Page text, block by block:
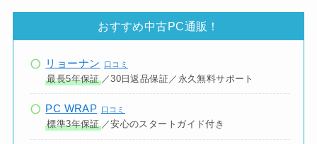
ブ
おすすめ中古PC通販！
リョーナン 口コミ
最長5年保証／30日返品保証／永久無料サポート
PC WRAP 口コミ
標準3年保証／安心のスタートガイド付き